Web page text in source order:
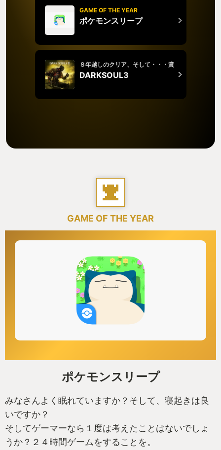
GAME OF THE YEAR
ポケモンスリープ
８年越しのクリア、そして・・・賞
DARKSOUL3
GAME OF THE YEAR
ポケモンスリープ
みなさんよく眠れていますか？そして、寝起きは良
いですか？
そしてゲーマーなら１度は考えたことはないでしょ
うか？２４時間ゲームをすることを。